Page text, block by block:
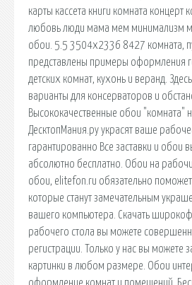
карты кассета книги комната концерт
любовь люди мама мем минимализм
обои. 5.5 3504x2336 8427 комната,
представлены примеры оформления
детских комнат, кухонь и веранд.
варианты для консерваторов и
Высококачественные обои "комната"
ДесктопМания.ру украсят ваше
гарантированно Все заставки и обои
абсолютно бесплатно. Обои на
обои, elitefon.ru обязательно поможет
которые станут замечательным
вашего компьютера. Скачать
рабочего стола вы можете
регистрации. Только у нас вы можете
картинки в любом размере. Обои
оформление комнат и помещений,